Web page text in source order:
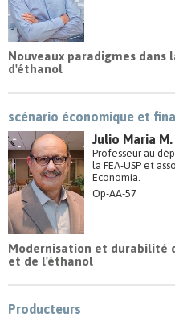
Nouveaux paradigmes dans
d'éthanol
scénario économique et
Julio Maria
Professeur au
la FEA-USP et
Economia.
Op-AA-57
Modernisation et durabilité
et de l'éthanol
Producteurs